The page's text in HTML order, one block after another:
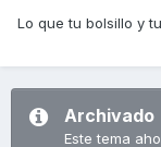
Lo que tu bolsillo y
Archivado
Este tema